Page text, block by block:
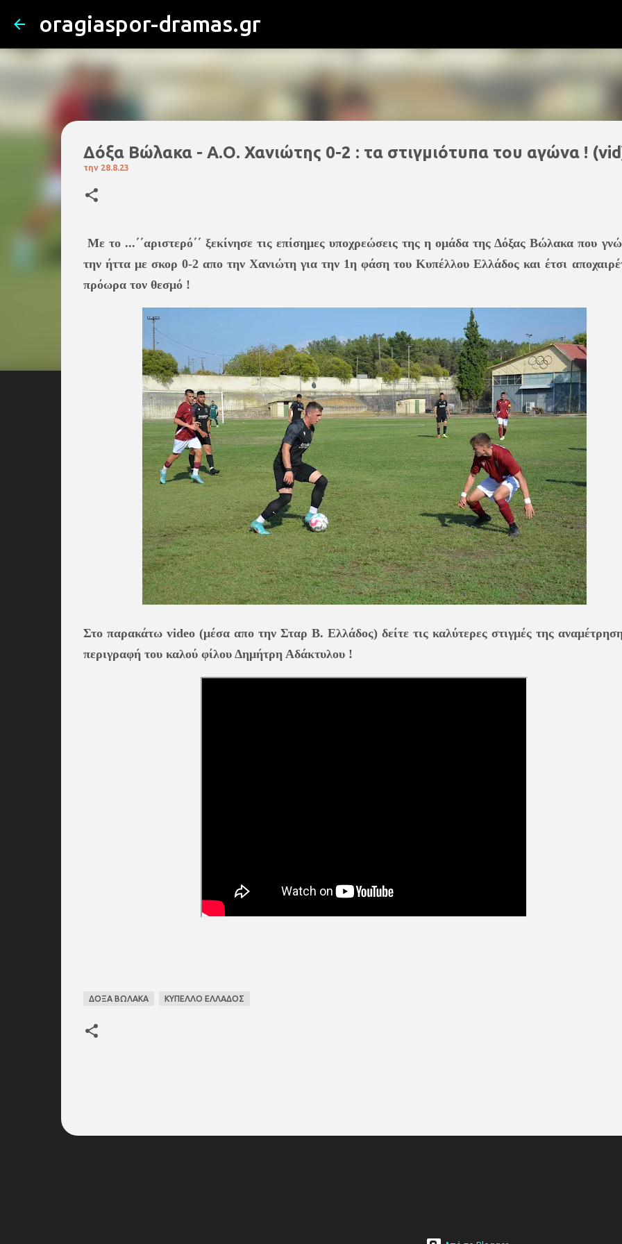
oragiaspor-dramas.gr
Δόξα Βώλακα - Α.Ο. Χανιώτης 0-2 : τα στιγμιότυπα του αγώνα !
την 28.8.23
Mε το ...΄΄αριστερό΄΄ ξεκίνησε τις επίσημες υποχρεώσεις της η ομάδα της Δόξας Βώλακα που
την ήττα με σκορ 0-2 απο την Χανιώτη για την 1η φάση του Κυπέλλου Ελλάδος και έτσι
πρόωρα τον θεσμό !
Στο παρακάτω video (μέσα απο την Σταρ Β. Ελλάδος) δείτε τις καλύτερες στιγμές της
περιγραφή του καλού φίλου Δημήτρη Αδάκτυλου !
ΔΟΞΑ ΒΩΛΑΚΑ ΚΥΠΕΛΛΟ ΕΛΛΑΔΟΣ